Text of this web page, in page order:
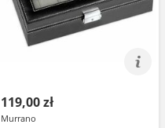
119,00 zł
Murrano